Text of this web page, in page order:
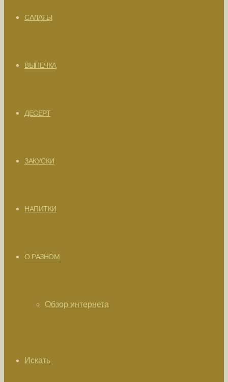
САЛАТЫ
ВЫПЕЧКА
ДЕСЕРТ
ЗАКУСКИ
НАПИТКИ
О РАЗНОМ
Обзор интернета
Искать